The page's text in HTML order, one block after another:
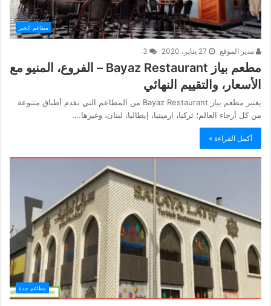
مطاعم الخبر
مدير الموقع 27 يناير، 2020
مطعم بياز Bayaz Restaurant – الفروع، المنيو مع
الأسعار، والتقييم النهائي
يعتبر مطعم بياز Bayaz Restaurant من المطاعم التي تقدم أطباق متنوعة
من كل أرجاء العالم؛ تركيا، ارمينيا، إيطاليا، لبنان، وغيرها.…
أكمل القراءة »
مطاعم جدة